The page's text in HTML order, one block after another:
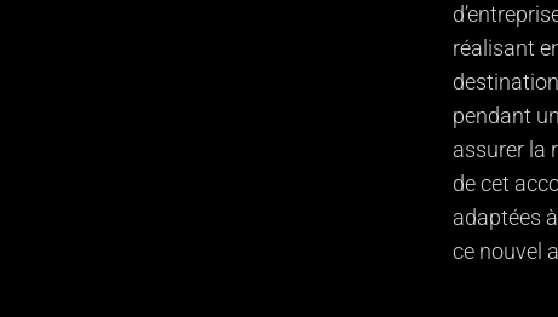
réalisant
pendant
assurer la
de cet
adaptées
ce nouvel